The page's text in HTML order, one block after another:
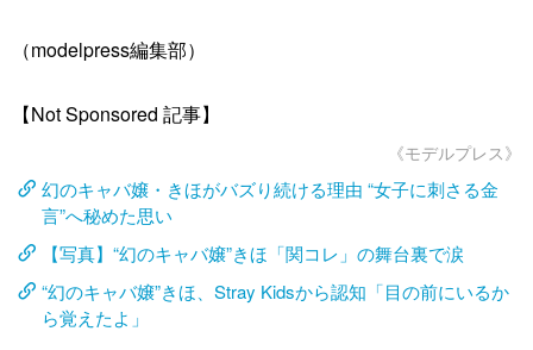
（modelpress編集部）
【Not Sponsored 記事】
《モデルプレス》
幻のキャバ嬢・きほがバズり続ける理由 “女子に刺さる金
言”へ秘めた思い
【写真】“幻のキャバ嬢”きほ「関コレ」の舞台裏で涙
“幻のキャバ嬢”きほ、Stray Kidsから認知「目の前にいるか
ら覚えたよ」